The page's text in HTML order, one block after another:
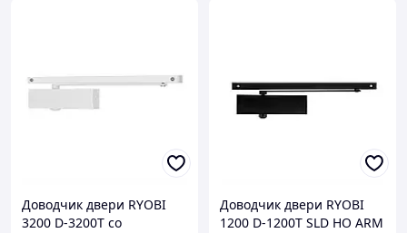
Доводчик двери RYOBI
3200 D-3200Т со
Доводчик двери RYOBI
1200 D-1200Т SLD HO ARM